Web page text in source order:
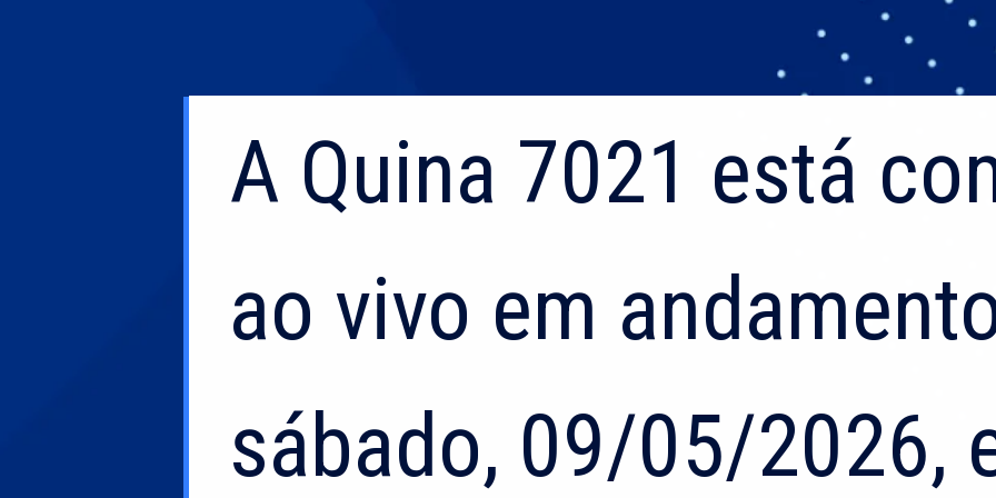
A Quina 7021 está
ao vivo em
sábado, 09/05/2026,
A Quina 7021 está
ao vivo em
sábado, 09/05/2026,